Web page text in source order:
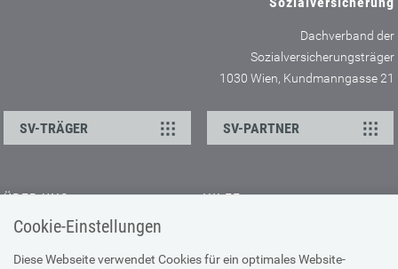
Cookie-Einstellungen
Diese Webseite verwendet Cookies für ein optimales Website-
Dachverband der
Sozialversicherungsträger
1030 Wien, Kundmanngasse 21
SV-TRÄGER SV-PARTNER
ÜBER UNS
Kontakt
Offene Stellen
HILFE
Browser-Info & Sicherheit